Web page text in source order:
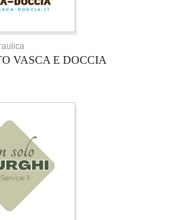
VASCA E DOCCIA